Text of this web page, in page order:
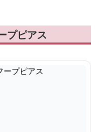
プピアス